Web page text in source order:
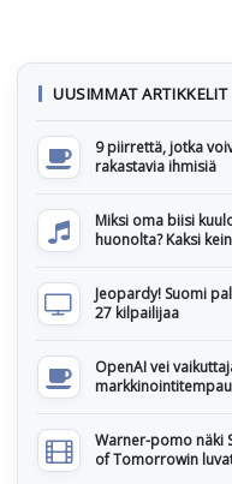
UUSIMMAT ARTIKKELIT
9 piirrettä, jotka
rakastavia ihmisiä
Miksi oma biisi
huonolta? Kaksi
Jeopardy! Suomi
27 kilpailijaa
OpenAI vei
Warner-pomo näki
of Tomorrowin